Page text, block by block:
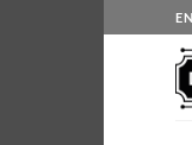
al
contenido